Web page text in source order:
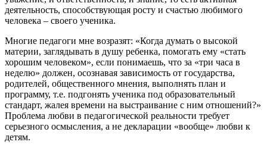
деятельность, способствующая росту и счастью любимого
человека – своего ученика.
Многие педагоги мне возразят: «Когда думать о высокой
материи, заглядывать в душу ребенка, помогать ему «стать
хорошим человеком», если понимаешь, что за «три часа в
неделю» должен, осознавая зависимость от государства,
родителей, общественного мнения, выполнять план и
программу, т.е. подгонять ученика под образовательный
стандарт, жалея времени на выстраивание с ним отношений?»
Проблема любви в педагогической реальности требует
серьезного осмысления, а не декларации «вообще» любви к
детям.